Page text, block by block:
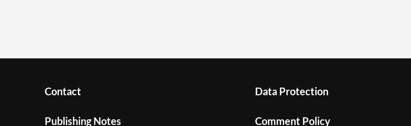
Contact
Publishing Notes
Data Protection
Comment Policy